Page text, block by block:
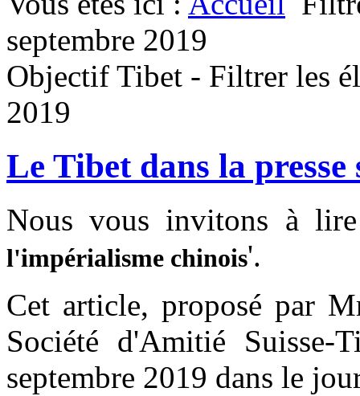
septembre 2019
Objectif Tibet - Filtrer les
2019
Le Tibet dans la presse
Nous vous invitons à
l'impérialisme chinois'.
Cet article, proposé par
Société d'Amitié
septembre 2019 dans le